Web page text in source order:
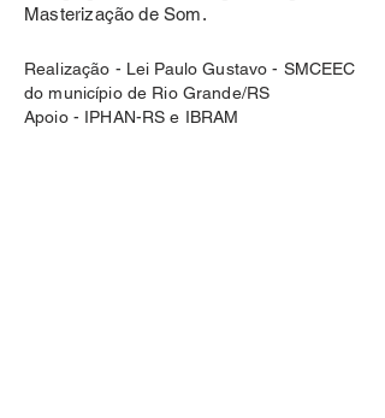
Masterização de Som.
Realização - Lei Paulo Gustavo - SMCEEC
do município de Rio Grande/RS
Apoio - IPHAN-RS e IBRAM